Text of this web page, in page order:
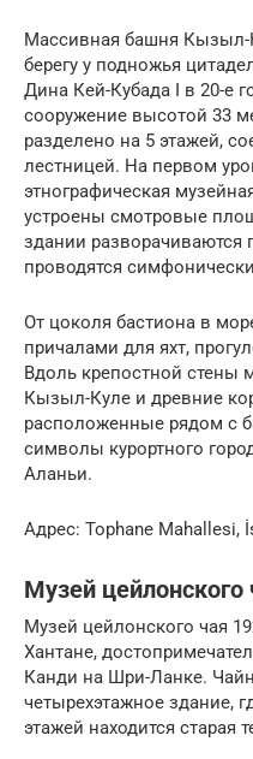
Массивная башня Кызыл-
берегу у подножья
Дина Кей-Кубада I в 20-е
сооружение высотой 33
разделено на 5 этажей,
лестницей. На первом
этнографическая
устроены смотровые
здании
проводятся
От цоколя бастиона в
причалами для яхт,
Вдоль крепостной стены
Кызыл-Куле и древние
расположенные рядом с
символы курортного
Аланьи.
Адрес: Tophane Mahallesi,
Музей цейлонского
Музей цейлонского чая
Хантане,
Канди на Шри-Ланке.
четырехэтажное здание,
этажей находится старая